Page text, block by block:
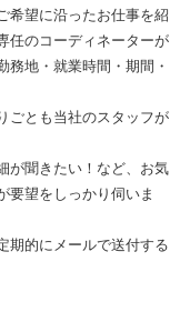
希望に沿ったお仕事を紹
任のコーディネーターが
務地・就業時間・期間・
ごとも当社のスタッフが
が聞きたい！など、お気
要望をしっかり伺いま
期的にメールで送付する